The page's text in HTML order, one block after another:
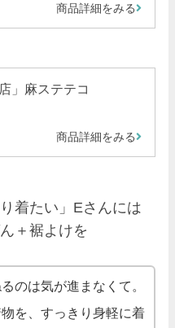
商品詳細をみる
」麻ステテコ
商品詳細をみる
着たい」Eさんには
＋裾よけを
のは気が進まなくて。
を、すっきり身軽に着